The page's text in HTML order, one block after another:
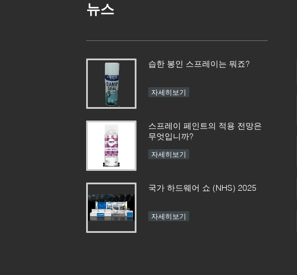
뉴스
습한 봉인 스프레이는 뭐죠?
자세히보기
스프레이 페인트의 적용 전망은
무엇입니까?
자세히보기
국가 하드웨어 쇼 (NHS) 2025
자세히보기